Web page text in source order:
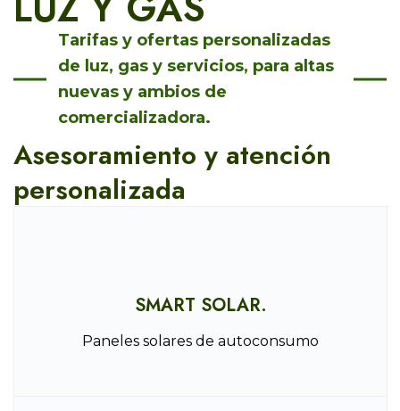
Tarifas y ofertas personalizadas
de luz, gas y servicios, para altas
nuevas y ambios de
comercializadora.
Asesoramiento y atención
personalizada
SMART SOLAR.
Paneles solares de autoconsumo